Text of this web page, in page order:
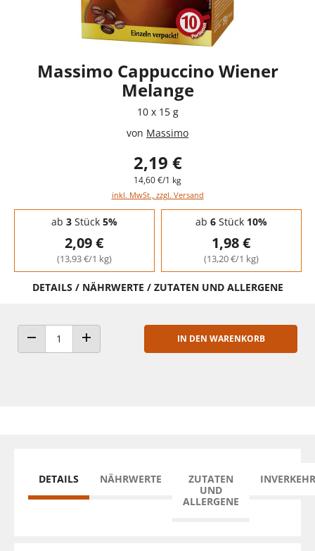
Massimo Cappuccino Wiener
Melange
10 x 15 g
von Massimo
2,19 €
14,60 €/1 kg
inkl. MwSt., zzgl. Versand
Staffelpreise - Mengenrabatt
ab 3Stück 5%
2,09 €
(13,93 €/1 kg)
ab 6Stück 10%
1,98 €
(13,20 €/1 kg)
DETAILS / NÄHRWERTE / ZUTATEN UND ALLERGENE
ANZAHL VERRINGERNANZAHL ERHÖHEN
IN DEN WARENKORB
DETAILS NÄHRWERTE
ZUTATEN
UND
ALLERGENE